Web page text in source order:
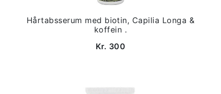
Hårtabsserum med biotin, Capilia Longa &
koffein .
Kr. 300